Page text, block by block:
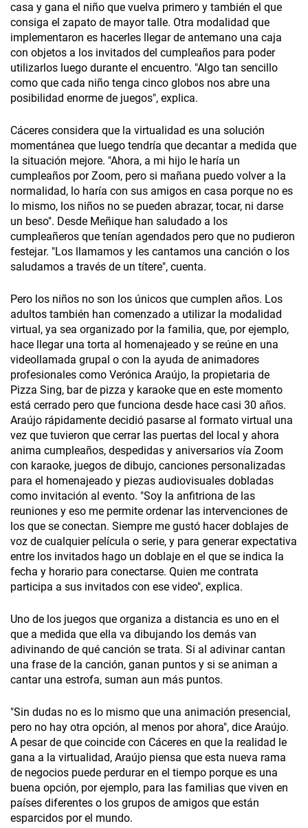
casa y gana el niño que vuelva primero y también el que
consiga el zapato de mayor talle. Otra modalidad que
implementaron es hacerles llegar de antemano una caja
con objetos a los invitados del cumpleaños para poder
utilizarlos luego durante el encuentro. "Algo tan sencillo
como que cada niño tenga cinco globos nos abre una
posibilidad enorme de juegos", explica.
Cáceres considera que la virtualidad es una solución
momentánea que luego tendría que decantar a medida que
la situación mejore. "Ahora, a mi hijo le haría un
cumpleaños por Zoom, pero si mañana puedo volver a la
normalidad, lo haría con sus amigos en casa porque no es
lo mismo, los niños no se pueden abrazar, tocar, ni darse
un beso". Desde Meñique han saludado a los
cumpleañeros que tenían agendados pero que no pudieron
festejar. "Los llamamos y les cantamos una canción o los
saludamos a través de un títere", cuenta.
Pero los niños no son los únicos que cumplen años. Los
adultos también han comenzado a utilizar la modalidad
virtual, ya sea organizado por la familia, que, por ejemplo,
hace llegar una torta al homenajeado y se reúne en una
videollamada grupal o con la ayuda de animadores
profesionales como Verónica Araújo, la propietaria de
Pizza Sing, bar de pizza y karaoke que en este momento
está cerrado pero que funciona desde hace casi 30 años.
Araújo rápidamente decidió pasarse al formato virtual una
vez que tuvieron que cerrar las puertas del local y ahora
anima cumpleaños, despedidas y aniversarios vía Zoom
con karaoke, juegos de dibujo, canciones personalizadas
para el homenajeado y piezas audiovisuales dobladas
como invitación al evento. "Soy la anfitriona de las
reuniones y eso me permite ordenar las intervenciones de
los que se conectan. Siempre me gustó hacer doblajes de
voz de cualquier película o serie, y para generar expectativa
entre los invitados hago un doblaje en el que se indica la
fecha y horario para conectarse. Quien me contrata
participa a sus invitados con ese video", explica.
Uno de los juegos que organiza a distancia es uno en el
que a medida que ella va dibujando los demás van
adivinando de qué canción se trata. Si al adivinar cantan
una frase de la canción, ganan puntos y si se animan a
cantar una estrofa, suman aun más puntos.
"Sin dudas no es lo mismo que una animación presencial,
pero no hay otra opción, al menos por ahora", dice Araújo.
A pesar de que coincide con Cáceres en que la realidad le
gana a la virtualidad, Araújo piensa que esta nueva rama
de negocios puede perdurar en el tiempo porque es una
buena opción, por ejemplo, para las familias que viven en
países diferentes o los grupos de amigos que están
esparcidos por el mundo.